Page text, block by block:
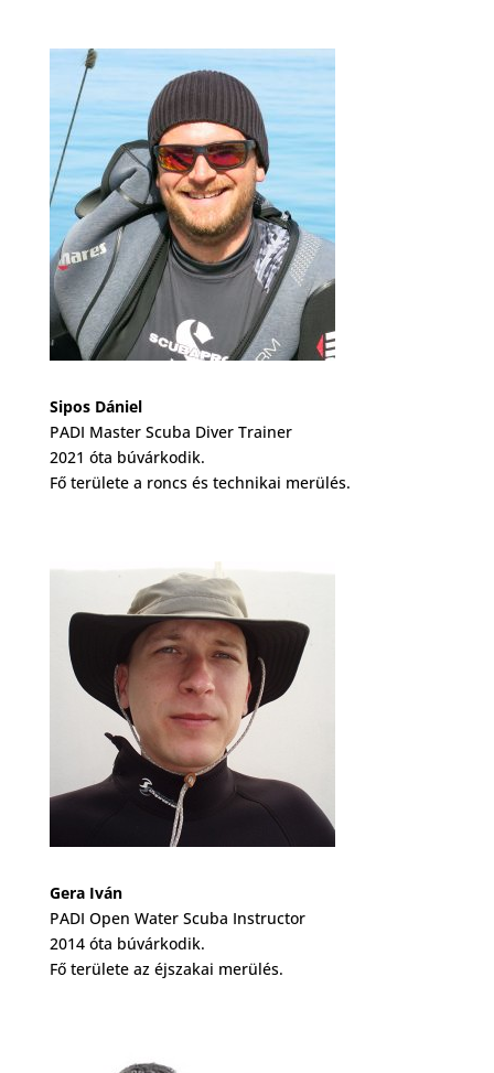
Sipos Dániel
PADI Master Scuba Diver Trainer
2021 óta búvárkodik.
Fő területe a roncs és technikai merülés.
Gera Iván
PADI Open Water Scuba Instructor
2014 óta búvárkodik.
Fő területe az éjszakai merülés.